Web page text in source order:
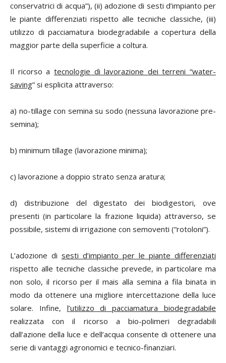
conservatrici di acqua”), (ii) adozione di sesti d’impianto per
le piante differenziati rispetto alle tecniche classiche, (iii)
utilizzo di pacciamatura biodegradabile a copertura della
maggior parte della superficie a coltura.
Il ricorso a tecnologie di lavorazione dei terreni “water-
saving” si esplicita attraverso:
a) no-tillage con semina su sodo (nessuna lavorazione pre-
semina);
b) minimum tillage (lavorazione minima);
c) lavorazione a doppio strato senza aratura;
d) distribuzione del digestato dei biodigestori, ove
presenti (in particolare la frazione liquida) attraverso, se
possibile, sistemi di irrigazione con semoventi (“rotoloni”).
L’adozione di sesti d’impianto per le piante differenziati
rispetto alle tecniche classiche prevede, in particolare ma
non solo, il ricorso per il mais alla semina a fila binata in
modo da ottenere una migliore intercettazione della luce
solare. Infine, l’utilizzo di pacciamatura biodegradabile
realizzata con il ricorso a bio-polimeri degradabili
dall’azione della luce e dell’acqua consente di ottenere una
serie di vantaggi agronomici e tecnico-finanziari.